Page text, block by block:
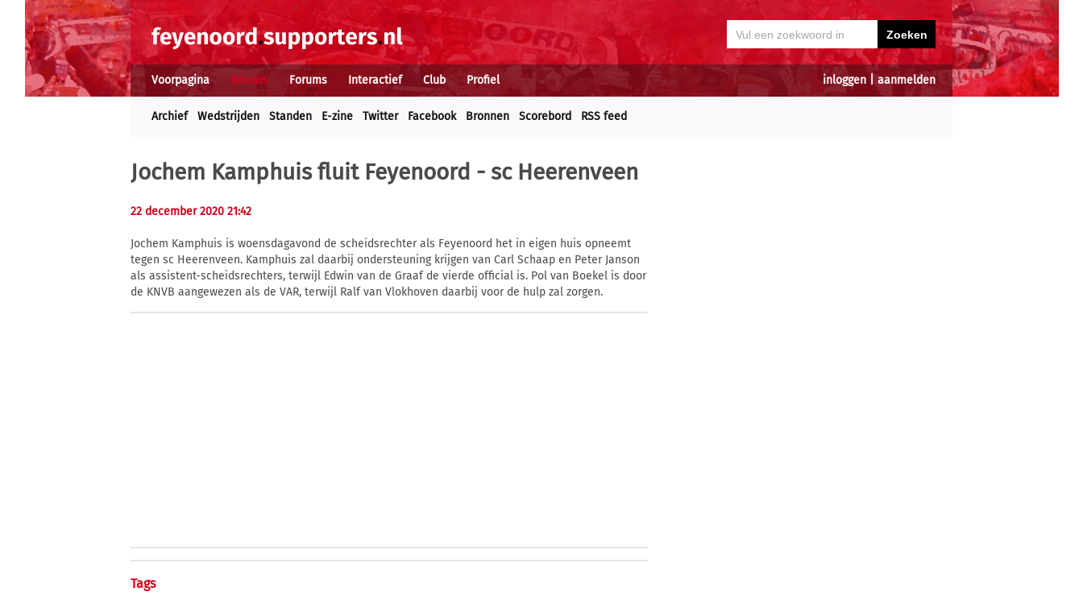
inloggen aanmelden
Voorpagina Nieuws Forums Interactief Club Profiel
Archief Wedstrijden Standen E-zine Twitter Facebook Bronnen Scorebord RSS feed
Jochem Kamphuis fluit Feyenoord - sc Heerenveen
22 december 2020 21:42
Jochem Kamphuis is woensdagavond de scheidsrechter als Feyenoord het in eigen huis opneemt
tegen sc Heerenveen. Kamphuis zal daarbij ondersteuning krijgen van Carl Schaap en Peter Janson
als assistent-scheidsrechters, terwijl Edwin van de Graaf de vierde official is. Pol van Boekel is door
de KNVB aangewezen als de VAR, terwijl Ralf van Vlokhoven daarbij voor de hulp zal zorgen.
Tags